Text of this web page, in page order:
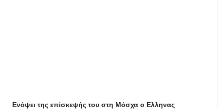
Ενόψει της επίσκεψής του στη Μόσχα ο Ελληνας